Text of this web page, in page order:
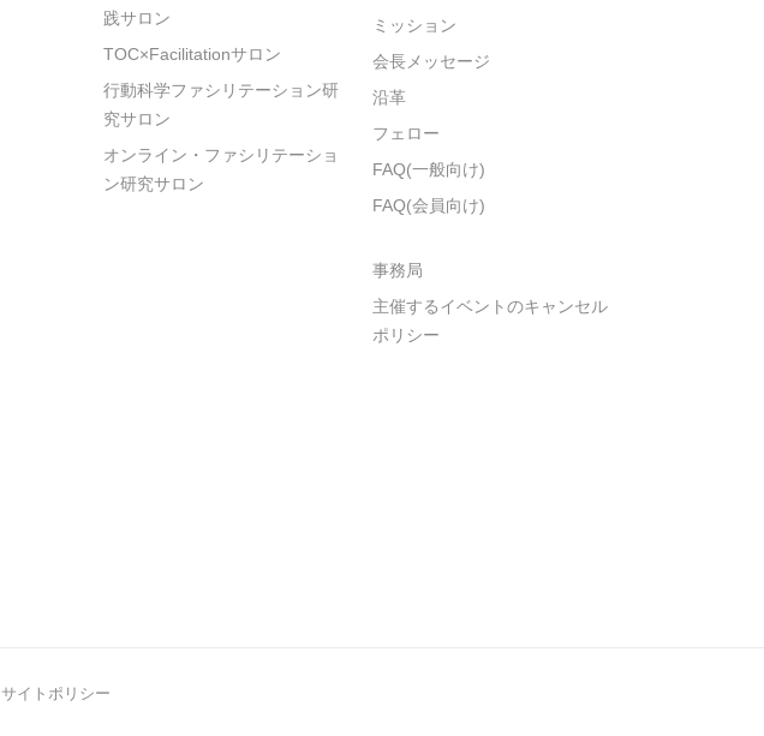
践サロン
TOC×Facilitationサロン
行動科学ファシリテーション研
究サロン
オンライン・ファシリテーショ
ン研究サロン
ミッション
会長メッセージ
沿革
フェロー
FAQ(一般向け)
FAQ(会員向け)
事務局
主催するイベントのキャンセル
ポリシー
サイトポリシー